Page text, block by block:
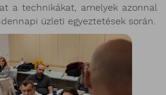
a technikákat, amelyek azonnal
üzleti egyeztetések során.